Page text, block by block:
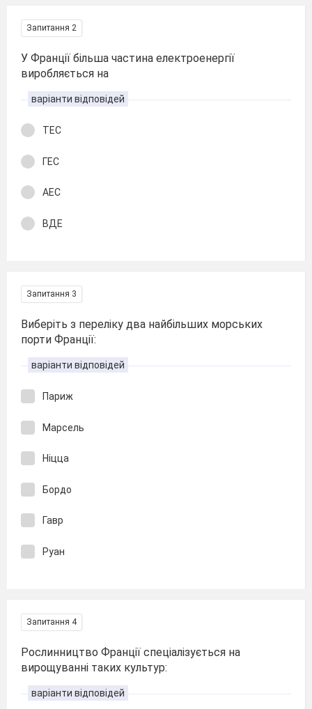
Запитання 2
У Франції більша частина електроенергії
виробляється на
варіанти відповідей
ТЕС
ГЕС
АЕС
ВДЕ
Запитання 3
Виберіть з переліку два найбільших морських
порти Франції:
варіанти відповідей
Париж
Марсель
Ніцца
Бордо
Гавр
Руан
Запитання 4
Рослинництво Франції спеціалізується на
вирощуванні таких культур:
варіанти відповідей